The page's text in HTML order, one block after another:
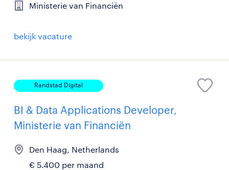
Ministerie van Financiën
bekijk vacature
Randstad Digital
BI & Data Applications Developer,
Ministerie van Financiën
Den Haag, Netherlands
€ 5.400 per maand